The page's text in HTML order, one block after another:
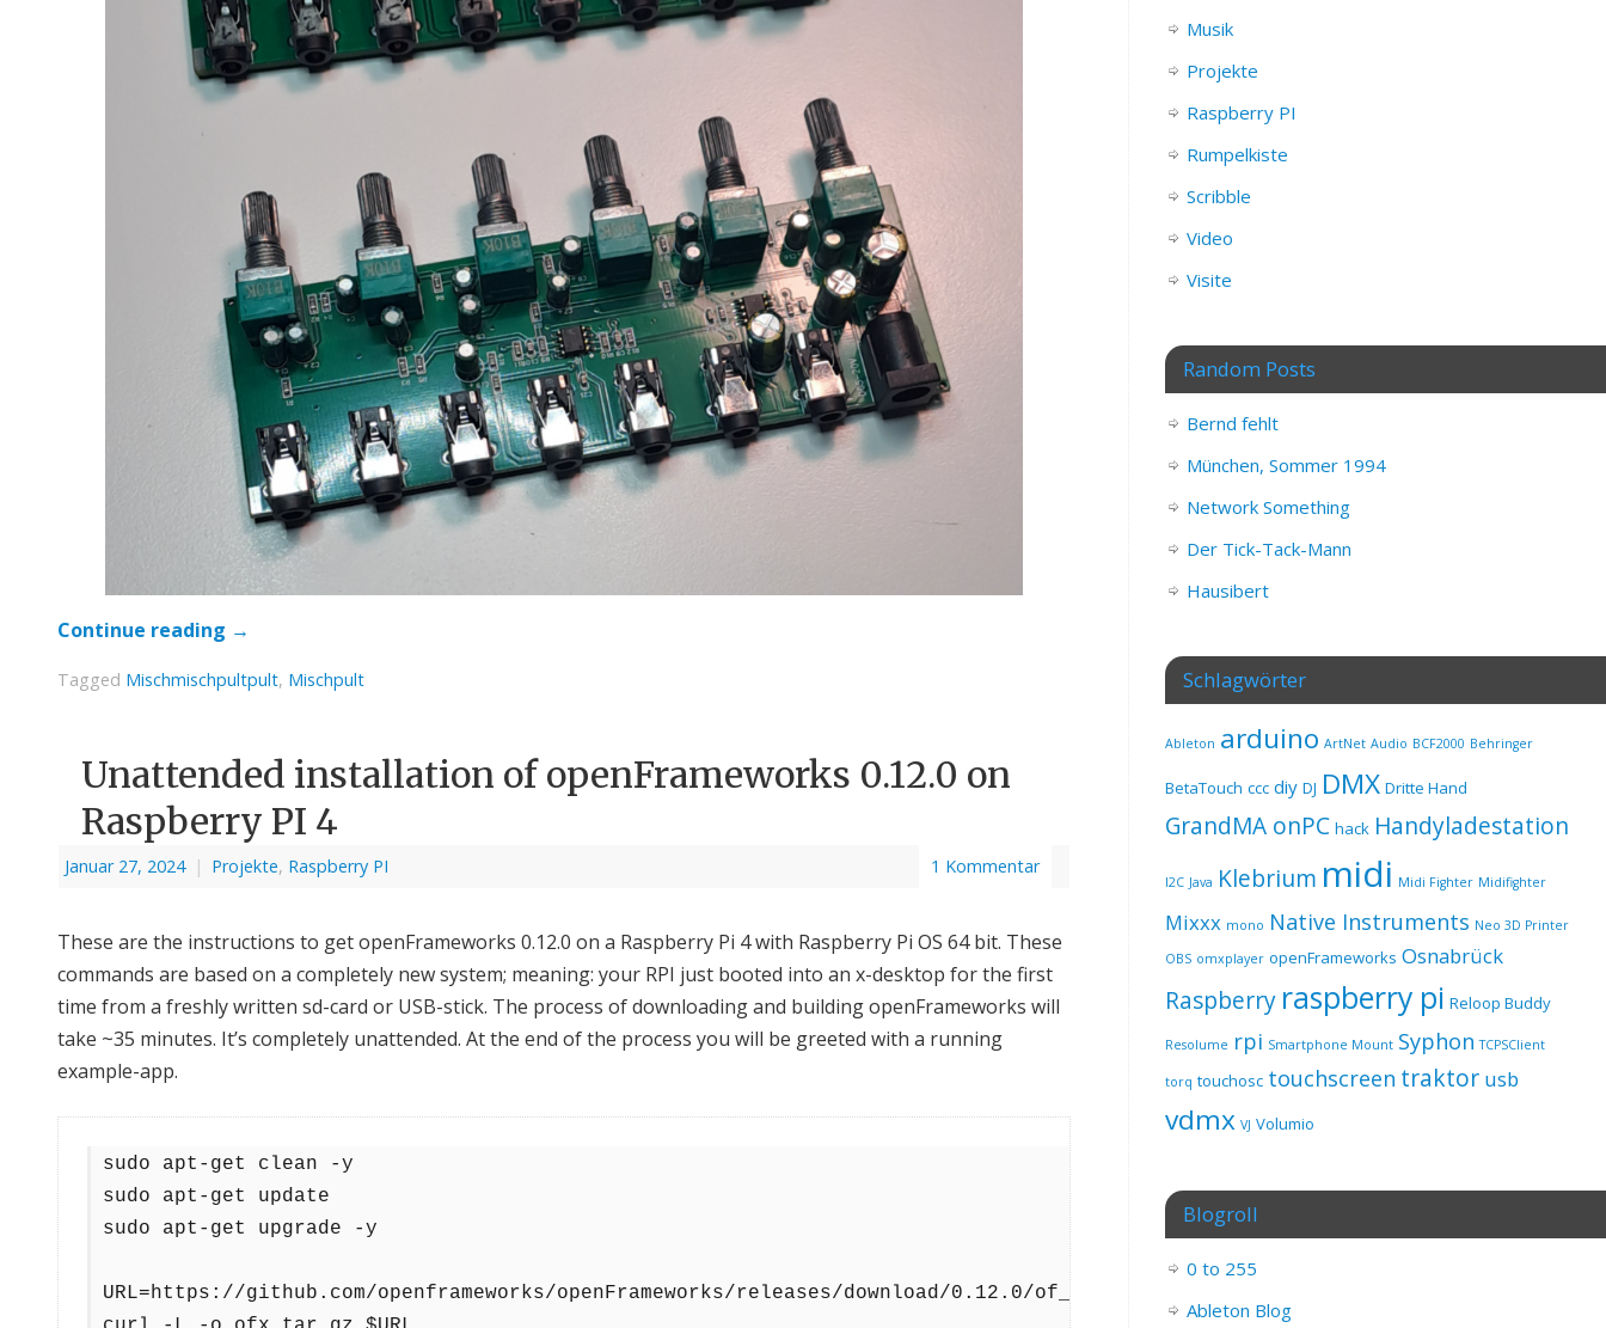
Continue reading →
Tagged Mischmischpultpult, Mischpult
Unattended installation of openFrameworks 0.12.0 on
Raspberry PI 4
Januar 27, 2024 | Projekte, Raspberry PI 1 Kommentar
These are the instructions to get openFrameworks 0.12.0 on a Raspberry Pi 4 with Raspberry Pi OS 64 bit. These
commands are based on a completely new system; meaning: your RPI just booted into an x-desktop for the first
time from a freshly written sd-card or USB-stick. The process of downloading and building openFrameworks will
take ~35 minutes. It’s completely unattended. At the end of the process you will be greeted with a running
example-app.
sudo apt-get clean -y
sudo apt-get update
sudo apt-get upgrade -y
URL=https://github.com/openframeworks/openFrameworks/releases/download/0.12.0/of_v0.12.0_linuxaarch64_release.tar.gz
Musik
Projekte
Raspberry PI
Rumpelkiste
Scribble
Video
Visite
Random Posts
Bernd fehlt
München, Sommer 1994
Network Something
Der Tick-Tack-Mann
Hausibert
Schlagwörter
Ableton arduino ArtNet Audio BCF2000 Behringer
BetaTouch ccc diy DJ DMX Dritte Hand
GrandMA onPC hack Handyladestation
I2C Java Klebrium midi Midi Fighter Midifighter
Mixxx mono Native Instruments Neo 3D Printer
OBS omxplayer openFrameworks Osnabrück
Raspberry raspberry pi Reloop Buddy
Resolume rpi Smartphone Mount Syphon TCPSClient
torq touchosc touchscreen traktor usb
vdmx VJ Volumio
Blogroll
0 to 255
Ableton Blog